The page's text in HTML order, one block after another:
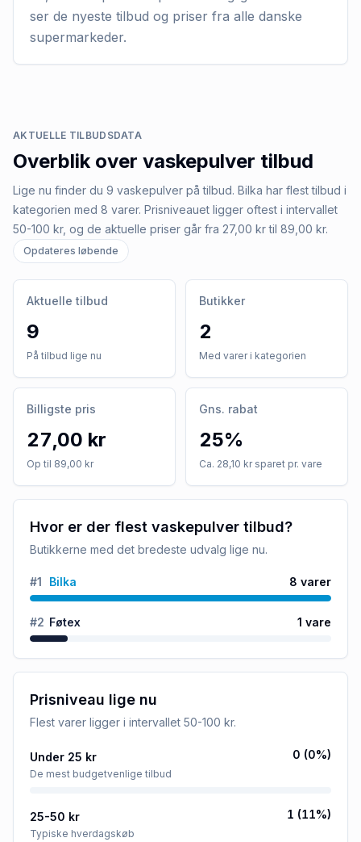
ser de nyeste tilbud og priser fra alle danske
supermarkeder.
AKTUELLE TILBUDSDATA
Overblik over vaskepulver tilbud
Lige nu finder du 9 vaskepulver på tilbud. Bilka har flest tilbud i
kategorien med 8 varer. Prisniveauet ligger oftest i intervallet
50-100 kr, og de aktuelle priser går fra 27,00 kr til 89,00 kr.
Opdateres løbende
Aktuelle tilbud
9
På tilbud lige nu
Butikker
2
Med varer i kategorien
Billigste pris
27,00 kr
Op til 89,00 kr
Gns. rabat
25%
Ca. 28,10 kr sparet pr. vare
Hvor er der flest vaskepulver tilbud?
Butikkerne med det bredeste udvalg lige nu.
#1 Bilka 8 varer
#2 Føtex 1 vare
Prisniveau lige nu
Flest varer ligger i intervallet 50-100 kr.
Under 25 kr
De mest budgetvenlige tilbud
0 (0%)
25-50 kr
Typiske hverdagskøb
1 (11%)